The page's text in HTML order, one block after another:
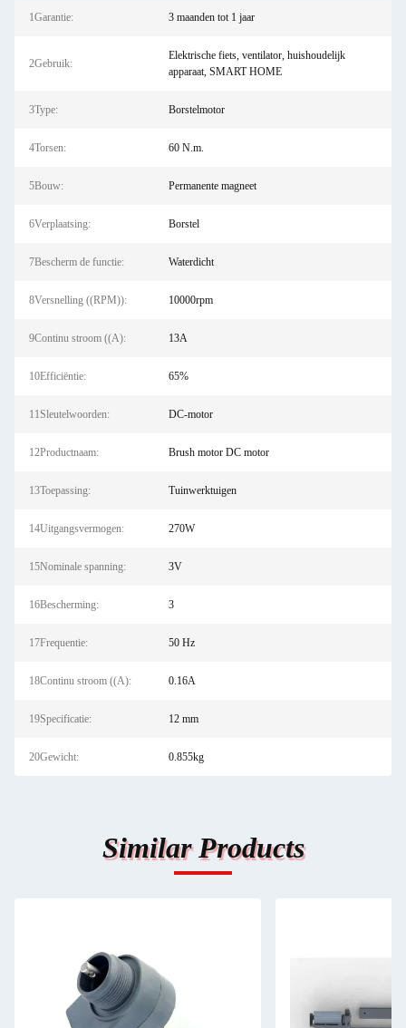
1Garantie: 3 maanden tot 1 jaar
2Gebruik:
Elektrische fiets, ventilator, huishoudelijk
apparaat, SMART HOME
3Type: Borstelmotor
4Torsen: 60 N.m.
5Bouw: Permanente magneet
6Verplaatsing: Borstel
7Bescherm de functie: Waterdicht
8Versnelling ((RPM)): 10000rpm
9Continu stroom ((A): 13A
10Efficiëntie: 65%
11Sleutelwoorden: DC-motor
12Productnaam: Brush motor DC motor
13Toepassing: Tuinwerktuigen
14Uitgangsvermogen: 270W
15Nominale spanning: 3V
16Bescherming: 3
17Frequentie: 50 Hz
18Continu stroom ((A): 0.16A
19Specificatie: 12 mm
20Gewicht: 0.855kg
Similar Products